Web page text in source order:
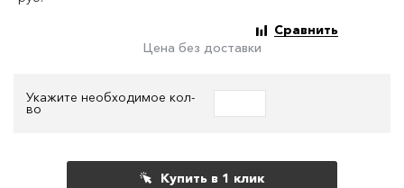
Сравнить
Цена без доставки
Укажите необходимое кол-
во
Купить в 1 клик